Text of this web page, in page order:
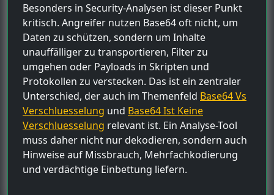
Besonders in Security-Analysen ist dieser Punkt
kritisch. Angreifer nutzen Base64 oft nicht, um
Daten zu schützen, sondern um Inhalte
unauffälliger zu transportieren, Filter zu
umgehen oder Payloads in Skripten und
Protokollen zu verstecken. Das ist ein zentraler
Unterschied, der auch im Themenfeld Base64 Vs
Verschluesselung und Base64 Ist Keine
Verschluesselung relevant ist. Ein Analyse-Tool
muss daher nicht nur dekodieren, sondern auch
Hinweise auf Missbrauch, Mehrfachkodierung
und verdächtige Einbettung liefern.